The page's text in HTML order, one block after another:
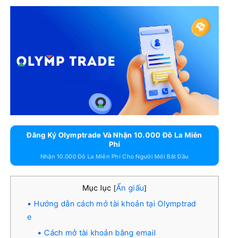
Đăng Ký Olymptrade Và Nhận 10.000 Đô La Miễn
Phí
Nhận 10.000 Đô La Miễn Phí Cho Người Mới Bắt Đầu
Mục lục [Ẩn giấu]
Hướng dẫn cách mở tài khoản tại Olymptrad
e
Cách mở tài khoản bằng email